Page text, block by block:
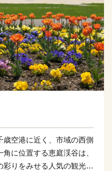
空港に近く、市域の西側
に位置する恵庭渓谷は、
りをみせる人気の観光ス